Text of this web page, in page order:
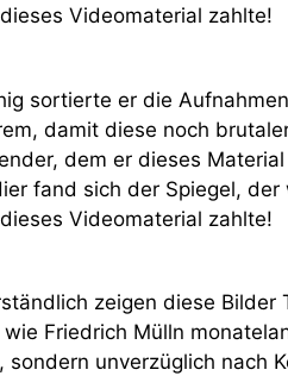
Videomaterial zahlte!
sortierte er die
damit diese noch
dem er dieses
fand sich der Spiegel,
Videomaterial zahlte!
zeigen diese Bilder
Friedrich Mülln
sondern unverzüglich nach